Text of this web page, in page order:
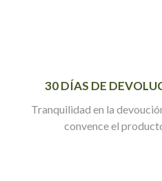
30 DÍAS DE
Tranquilidad en la
convence el